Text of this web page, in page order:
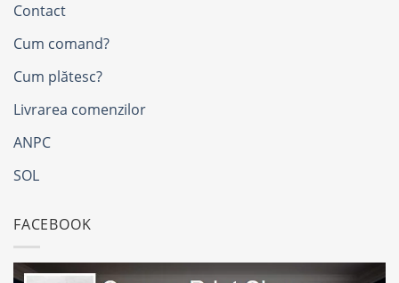
Contact
Cum comand?
Cum plătesc?
Livrarea comenzilor
ANPC
SOL
FACEBOOK